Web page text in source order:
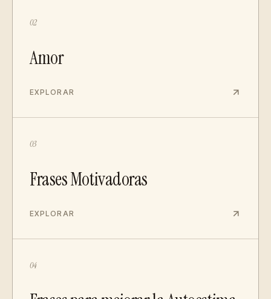
02
Amor
EXPLORAR
03
Frases Motivadoras
EXPLORAR
04